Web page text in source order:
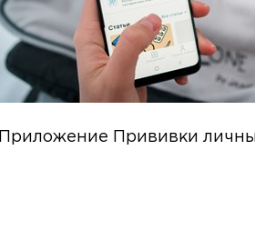
Приложение Прививки